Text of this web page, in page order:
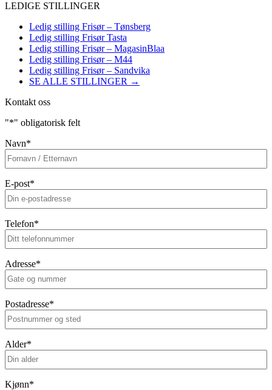
LEDIGE STILLINGER
Ledig stilling Frisør – Tønsberg
Ledig stilling Frisør Tasta
Ledig stilling Frisør – MagasinBlaa
Ledig stilling Frisør – M44
Ledig stilling Frisør – Sandvika
SE ALLE STILLINGER →
Kontakt oss
"*" obligatorisk felt
Navn*
E-post*
Telefon*
Adresse*
Postadresse*
Alder*
Kjønn*